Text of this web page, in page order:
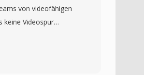
von videofähigen
keine Videospur
M4A-Datei am